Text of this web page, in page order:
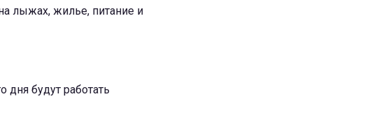
лыжах, жилье, питание и
дня будут работать